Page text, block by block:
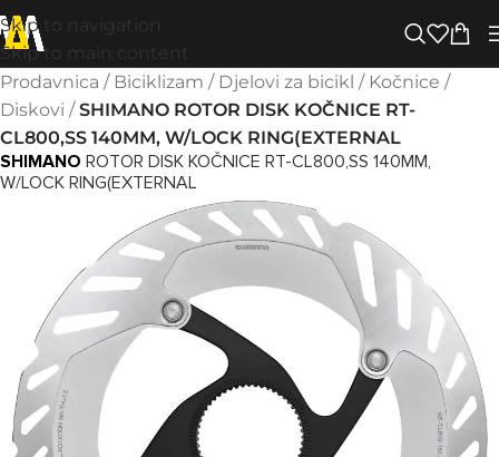
Skip to navigation
Skip to main content
Prodavnica / Biciklizam / Djelovi za bicikl / Kočnice /
Diskovi /SHIMANO ROTOR DISK KOČNICE RT-
CL800,SS 140MM, W/LOCK RING(EXTERNAL
SHIMANO ROTOR DISK KOČNICE RT-CL800,SS 140MM,
W/LOCK RING(EXTERNAL